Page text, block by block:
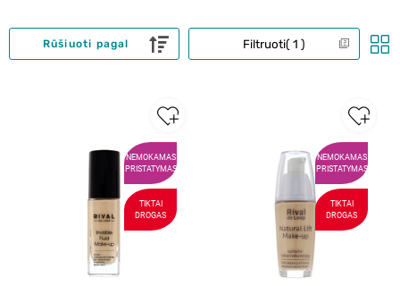
Filtruoti 1
Rūšiuoti pagal
NEMOKAMAS
PRISTATYMAS
TIKTAI
DROGAS
NEMOKAMAS
PRISTATYMAS
TIKTAI
DROGAS